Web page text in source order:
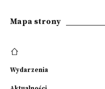
Mapa strony
Wydarzenia